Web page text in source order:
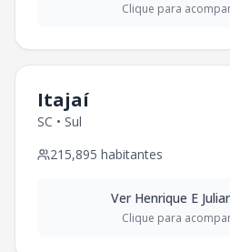
Clique para
Itajaí
SC • Sul
215,895 habitantes
Ver Henrique E
Clique para